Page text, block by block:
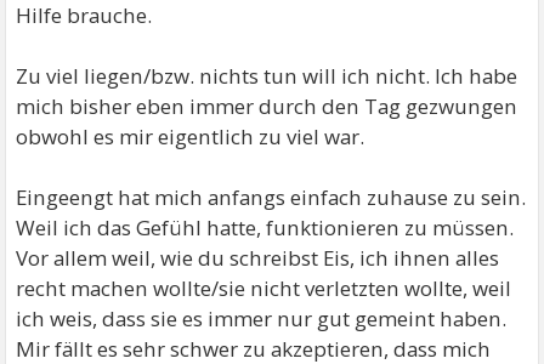
Hilfe brauche.
Zu viel liegen/bzw. nichts tun will ich nicht. Ich habe
mich bisher eben immer durch den Tag gezwungen
obwohl es mir eigentlich zu viel war.
Eingeengt hat mich anfangs einfach zuhause zu sein.
Weil ich das Gefühl hatte, funktionieren zu müssen.
Vor allem weil, wie du schreibst Eis, ich ihnen alles
recht machen wollte/sie nicht verletzten wollte, weil
ich weis, dass sie es immer nur gut gemeint haben.
Mir fällt es sehr schwer zu akzeptieren, dass mich